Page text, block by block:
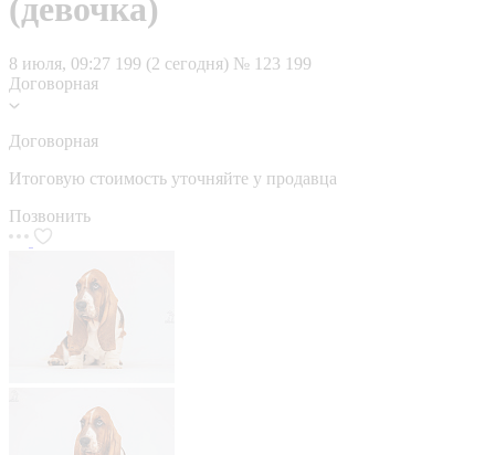
(девочка)
8 июля, 09:27 199 (2 сегодня) № 123 199
Договорная
Договорная
Итоговую стоимость уточняйте у продавца
Позвонить